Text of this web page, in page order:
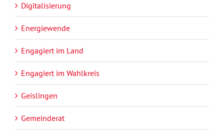
Digitalisierung
Energiewende
Engagiert im Land
Engagiert im Wahlkreis
Geislingen
Gemeinderat